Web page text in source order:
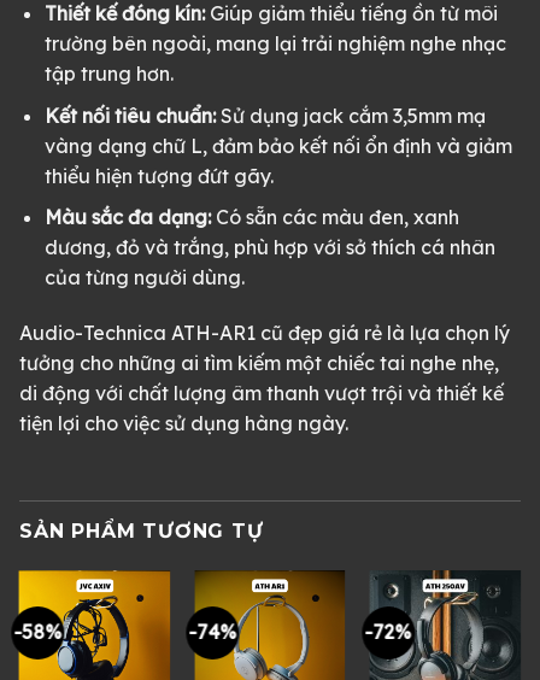
Thiết kế đóng kín:Giúp giảm thiểu tiếng ồn từ môi
trường bên ngoài, mang lại trải nghiệm nghe nhạc
tập trung hơn.
Kết nối tiêu chuẩn:Sử dụng jack cắm 3,5mm mạ
vàng dạng chữ L, đảm bảo kết nối ổn định và giảm
thiểu hiện tượng đứt gãy.
Màu sắc đa dạng:Có sẵn các màu đen, xanh
dương, đỏ và trắng, phù hợp với sở thích cá nhân
của từng người dùng.
Audio-Technica ATH-AR1 cũ đẹp giá rẻ là lựa chọn lý
tưởng cho những ai tìm kiếm một chiếc tai nghe nhẹ,
di động với chất lượng âm thanh vượt trội và thiết kế
tiện lợi cho việc sử dụng hàng ngày.
SẢN PHẨM TƯƠNG TỰ
-58% -74% -72%